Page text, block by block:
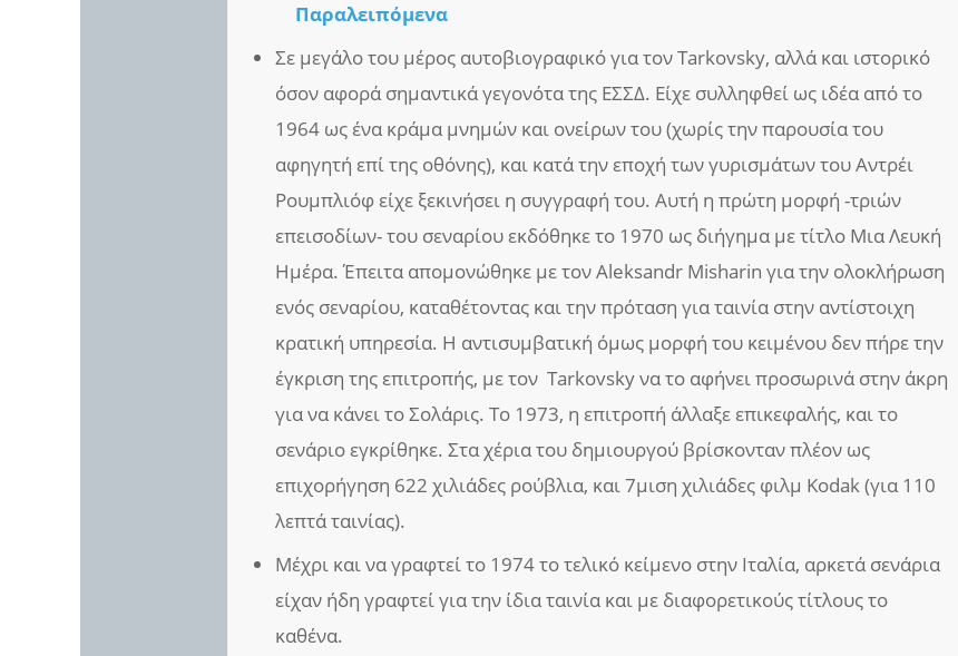
Παραλειπόμενα
Σε μεγάλο του μέρος αυτοβιογραφικό για τον Tarkovsky, αλλά και ιστορικό
όσον αφορά σημαντικά γεγονότα της ΕΣΣΔ. Είχε συλληφθεί ως ιδέα από το
1964 ως ένα κράμα μνημών και ονείρων του (χωρίς την παρουσία του
αφηγητή επί της οθόνης), και κατά την εποχή των γυρισμάτων του Αντρέι
Ρουμπλιόφ είχε ξεκινήσει η συγγραφή του. Αυτή η πρώτη μορφή -τριών
επεισοδίων- του σεναρίου εκδόθηκε το 1970 ως διήγημα με τίτλο Μια Λευκή
Ημέρα. Έπειτα απομονώθηκε με τον Aleksandr Misharin για την ολοκλήρωση
ενός σεναρίου, καταθέτοντας και την πρόταση για ταινία στην αντίστοιχη
κρατική υπηρεσία. Η αντισυμβατική όμως μορφή του κειμένου δεν πήρε την
έγκριση της επιτροπής, με τον Tarkovsky να το αφήνει προσωρινά στην άκρη
για να κάνει το Σολάρις. Το 1973, η επιτροπή άλλαξε επικεφαλής, και το
σενάριο εγκρίθηκε. Στα χέρια του δημιουργού βρίσκονταν πλέον ως
επιχορήγηση 622 χιλιάδες ρούβλια, και 7μιση χιλιάδες φιλμ Kodak (για 110
λεπτά ταινίας).
Μέχρι και να γραφτεί το 1974 το τελικό κείμενο στην Ιταλία, αρκετά σενάρια
είχαν ήδη γραφτεί για την ίδια ταινία και με διαφορετικούς τίτλους το
καθένα.